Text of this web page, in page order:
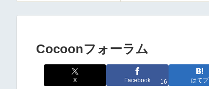
Cocoonフォーラム
X Facebook 16 はてブ